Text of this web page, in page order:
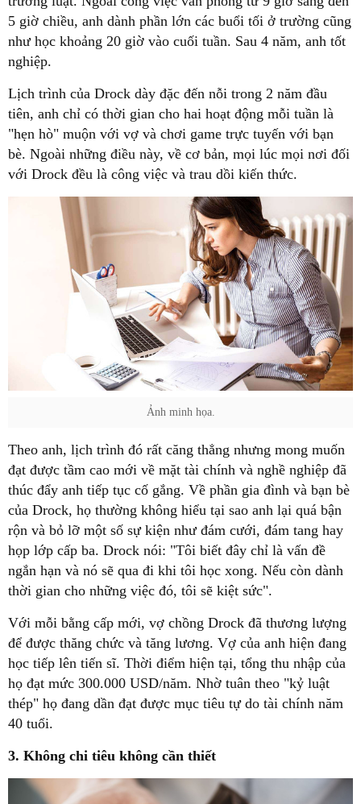
5 giờ chiều, anh dành phần lớn các buổi tối ở trường cũng
như học khoảng 20 giờ vào cuối tuần. Sau 4 năm, anh tốt
nghiệp.
Lịch trình của Drock dày đặc đến nỗi trong 2 năm đầu
tiên, anh chỉ có thời gian cho hai hoạt động mỗi tuần là
"hẹn hò" muộn với vợ và chơi game trực tuyến với bạn
bè. Ngoài những điều này, về cơ bản, mọi lúc mọi nơi đối
với Drock đều là công việc và trau dồi kiến thức.
Ảnh minh họa.
Theo anh, lịch trình đó rất căng thẳng nhưng mong muốn
đạt được tầm cao mới về mặt tài chính và nghề nghiệp đã
thúc đẩy anh tiếp tục cố gắng. Về phần gia đình và bạn bè
của Drock, họ thường không hiểu tại sao anh lại quá bận
rộn và bỏ lỡ một số sự kiện như đám cưới, đám tang hay
họp lớp cấp ba. Drock nói: "Tôi biết đây chỉ là vấn đề
ngắn hạn và nó sẽ qua đi khi tôi học xong. Nếu còn dành
thời gian cho những việc đó, tôi sẽ kiệt sức".
Với mỗi bằng cấp mới, vợ chồng Drock đã thương lượng
để được thăng chức và tăng lương. Vợ của anh hiện đang
học tiếp lên tiến sĩ. Thời điểm hiện tại, tổng thu nhập của
họ đạt mức 300.000 USD/năm. Nhờ tuân theo "kỷ luật
thép" họ đang dần đạt được mục tiêu tự do tài chính năm
40 tuổi.
3. Không chi tiêu không cần thiết